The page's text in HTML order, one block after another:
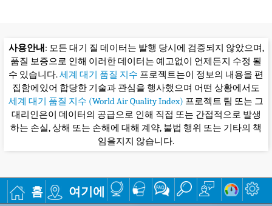
사용안내: 모든 대기 질 데이터는 발행 당시에 검증되지 않았으며,
품질 보증으로 인해 이러한 데이터는 예고없이 언제든지 수정 될
수 있습니다.세계 대기 품질 지수 프로젝트는이 정보의 내용을 편
집함에있어 합당한 기술과 관심을 행사했으며 어떤 상황에서도
세계 대기 품질 지수 (World Air Quality Index) 프로젝트 팀 또는 그
대리인은이 데이터의 공급으로 인해 직접 또는 간접적으로 발생
하는 손실, 상해 또는 손해에 대해 계약, 불법 행위 또는 기타의 책
임을지지 않습니다.
홈 여기에